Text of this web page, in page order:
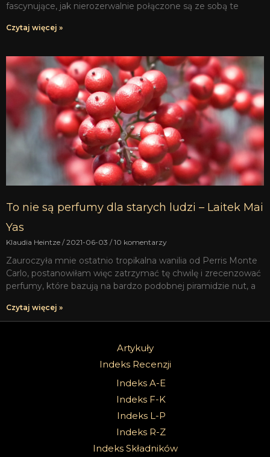
fascynujące, jak nierozerwalnie połączone są ze sobą te
Czytaj więcej »
To nie są perfumy dla starych ludzi – Laitek Mai
Yas
Klaudia Heintze 2021-06-03 10 komentarzy
Zauroczyła mnie ostatnio tropikalna wanilia od Perris Monte
Carlo, postanowiłam więc zatrzymać tę chwilę i zrecenzować
perfumy, które bazują na bardzo podobnej piramidzie nut, a
Czytaj więcej »
Artykuły
Indeks Recenzji
Indeks A-E
Indeks F-K
Indeks L-P
Indeks R-Z
Indeks Składników